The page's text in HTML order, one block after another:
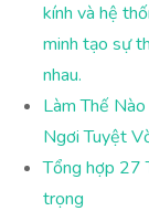
kính và hệ
minh tạo sự
nhau.
Làm Thế
Ngơi Tuyệt
Tổng hợp 27
trọng